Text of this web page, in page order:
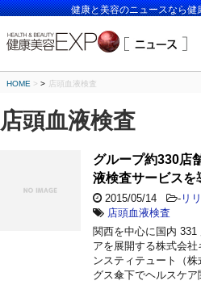
健康と美容のニュースなら健
HOME > 店頭血液検査
店頭血液検査
グループ約330店
液検査サービスを
2015/05/14 - リ
店頭血液検査
関西を中心に国内 331
アを展開する株式会
ンスティテュート（
グス傘下でヘルスケ